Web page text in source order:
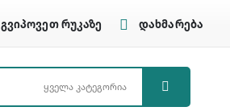
გვიპოვეთ რუკაზე დახმარება